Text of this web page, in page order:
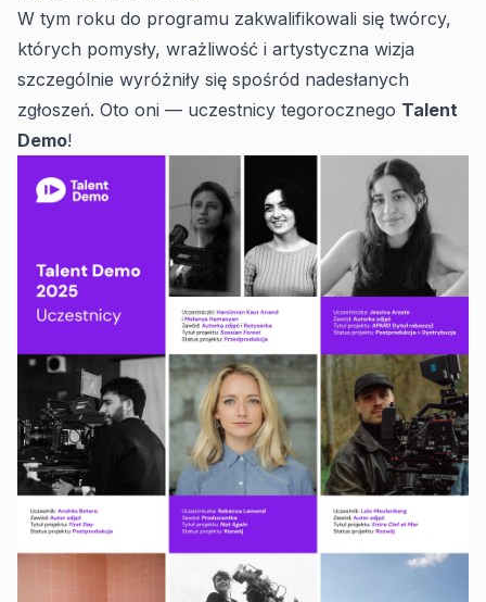
W tym roku do programu zakwalifikowali się twórcy,
których pomysły, wrażliwość i artystyczna wizja
szczególnie wyróżniły się spośród nadesłanych
zgłoszeń. Oto oni — uczestnicy tegorocznego Talent
Demo!